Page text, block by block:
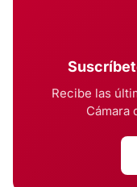
Recibe las
Cámara